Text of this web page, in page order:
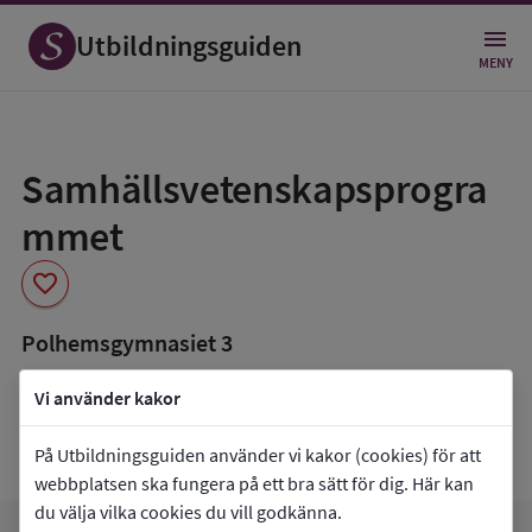
Vi använder kakor
På Utbildningsguiden använder vi kakor (cookies) för att
webbplatsen ska fungera på ett bra sätt för dig. Här kan
du välja vilka cookies du vill godkänna.
Utbildningsguiden MENY
Samhällsvetenskapsprogra
mmet
favorite
som
favorit
Polhemsgymnasiet 3
book_5 Inriktning som finns tillgänglig
Beteendevetenskap
Samhällsvetenskap